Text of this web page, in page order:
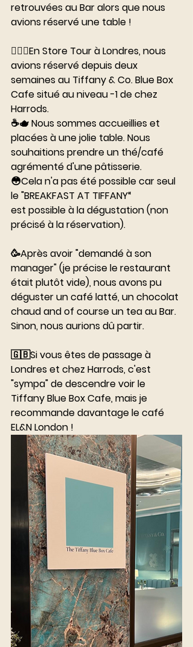
retrouvées au Bar alors que nous
avions réservé une table !
💂🏼‍♂️En Store Tour à Londres, nous
avions réservé depuis deux
semaines au Tiffany & Co. Blue Box
Cafe situé au niveau -1 de chez
Harrods.
☕️🫖 Nous sommes accueillies et
placées à une jolie table. Nous
souhaitions prendre un thé/café
agrémenté d'une pâtisserie.
😳Cela n'a pas été possible car seul
le "BREAKFAST AT TIFFANY“
est possible à la dégustation (non
précisé à la réservation).
🥳Après avoir "demandé à son
manager" (je précise le restaurant
était plutôt vide), nous avons pu
déguster un café latté, un chocolat
chaud and of course un tea au Bar.
Sinon, nous aurions dû partir.
🇬🇧Si vous êtes de passage à
Londres et chez Harrods, c'est
"sympa" de descendre voir le
Tiffany Blue Box Cafe, mais je
recommande davantage le café
EL&N London !